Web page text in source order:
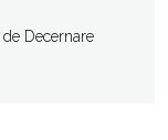
de Decernare